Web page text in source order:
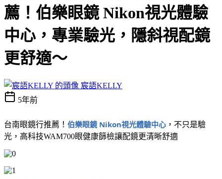
薦！伯樂眼鏡 Nikon視光體驗
中心，專業驗光，隱斜視配鏡
更舒適～
宸語KELLY
5年前
台南眼鏡行推薦！ 伯樂眼鏡 Nikon視光體驗中心 ，不只是驗
光，高科技WAM700眼健康篩檢讓配鏡更清晰舒適